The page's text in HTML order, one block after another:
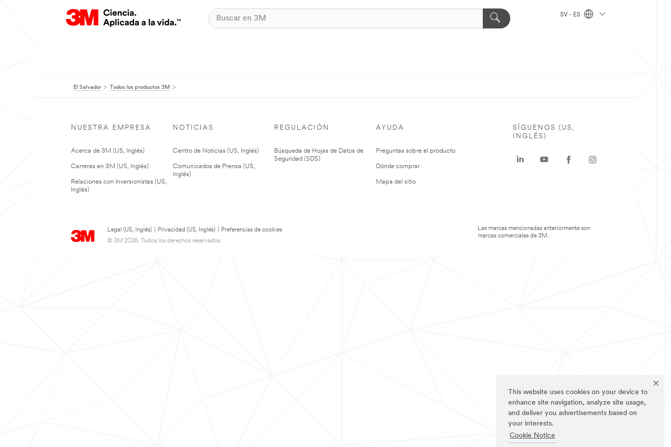
This website uses cookies on your device to
enhance site navigation, analyze site usage,
and deliver you advertisements based on
your interests.
Cookie Notice
SV - ES
El Salvador Todos los productos 3M
NUESTRA EMPRESA
Acerca de 3M (US, Inglés)
Carreras en 3M (US, Inglés)
Relaciones con Inversionistas (US,
Inglés)
NOTICIAS
Centro de Noticias (US, Inglés)
Comunicados de Prensa (US,
Inglés)
REGULACIÓN
Búsqueda de Hojas de Datos de
Seguridad (SDS)
AYUDA
Preguntas sobre el producto
Dónde comprar
Mapa del sitio
Legal (US, Inglés) Privacidad (US, Inglés)
Preferencias de cookies
© 3M 2026. Todos los derechos reservados..
SÍGUENOS (US,
INGLÉS)
Las marcas mencionadas anteriormente son
marcas comerciales de 3M.